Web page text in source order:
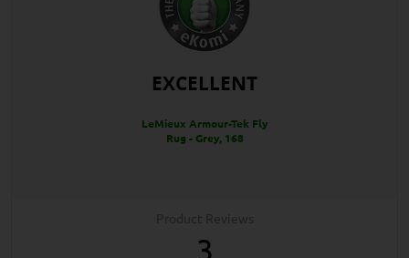
EXCELLENT
LeMieux Armour-Tek Fly
Rug - Grey, 168
3